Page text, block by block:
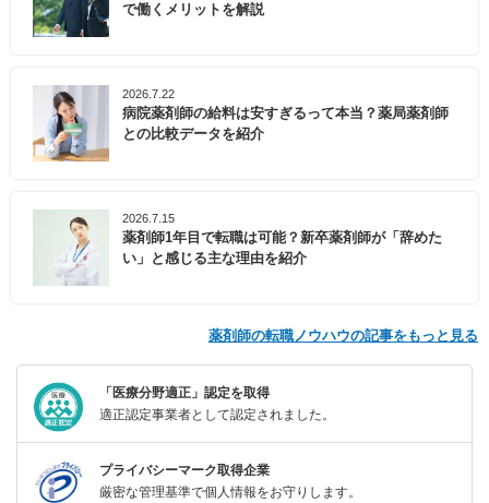
で働くメリットを解説
2026.7.22
病院薬剤師の給料は安すぎるって本当？薬局薬剤師
との比較データを紹介
2026.7.15
薬剤師1年目で転職は可能？新卒薬剤師が「辞めた
い」と感じる主な理由を紹介
薬剤師の転職ノウハウの記事をもっと見る
「医療分野適正」認定を取得
適正認定事業者として認定されました。
プライバシーマーク取得企業
厳密な管理基準で個人情報をお守りします。